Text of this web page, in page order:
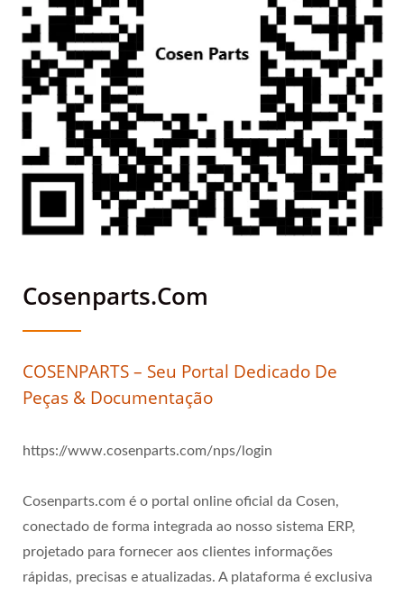
Cosenparts.com
COSENPARTS – Seu Portal Dedicado De
Peças & Documentação
https://www.cosenparts.com/nps/login
Cosenparts.com é o portal online oficial da Cosen,
conectado de forma integrada ao nosso sistema ERP,
projetado para fornecer aos clientes informações
rápidas, precisas e atualizadas. A plataforma é exclusiva